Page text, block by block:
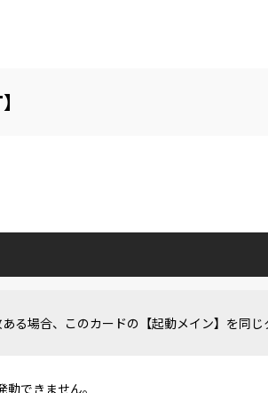
る場合、このカードの【起動メイン】を同
できません。